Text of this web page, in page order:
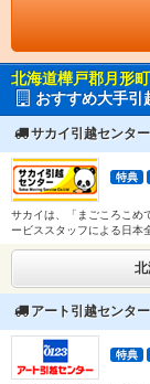
北海道樺戸郡月形町
おすすめ大手引
サカイ引越センター
特典
サカイは、「まごころこめ
ービススタッフによる日本
アート引越センター
特典